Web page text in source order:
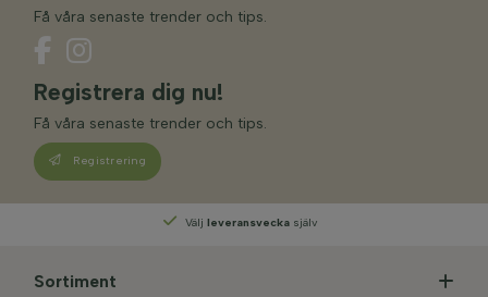
Få våra senaste trender och tips.
Registrera dig nu!
Få våra senaste trender och tips.
Registrering
Välj leveransvecka själv
Sortiment